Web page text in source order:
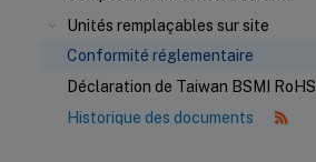
Unités remplaçables sur site
Conformité réglementaire
Déclaration de Taiwan BSMI RoHS
Historique des documents